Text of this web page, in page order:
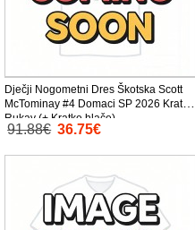
Dječji Nogometni Dres Škotska Scott
McTominay #4 Domaci SP 2026 Kratak
Rukav (+ Kratke hlače)
91.88€ 36.75€